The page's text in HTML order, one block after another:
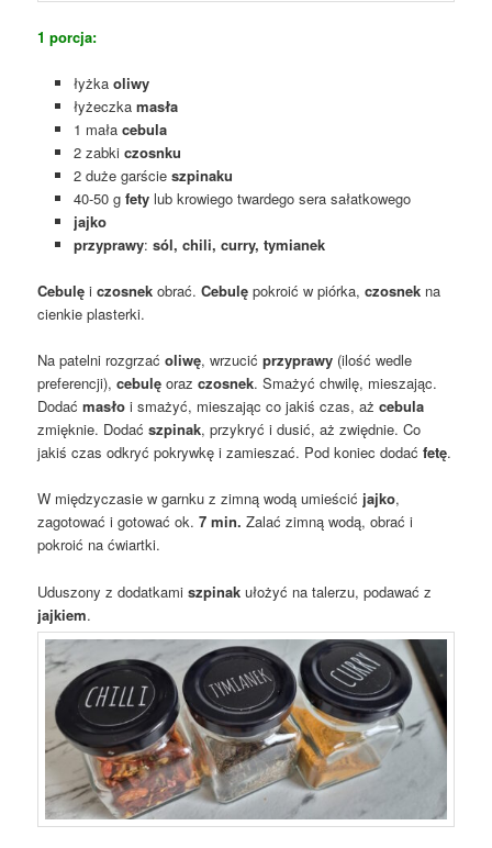
1 porcja:
łyżka oliwy
łyżeczka masła
1 mała cebula
2 zabki czosnku
2 duże garścieszpinaku
40-50 g fetylub krowiego twardego sera sałatkowego
jajko
przyprawy: sól, chili, curry, tymianek
Cebulę iczosnek obrać.Cebulę pokroić w piórka,czosnek na
cienkie plasterki.
Na patelni rozgrzaćoliwę, wrzucićprzyprawy (ilość wedle
preferencji),cebulę orazczosnek. Smażyć chwilę, mieszając.
Dodaćmasło i smażyć, mieszając co jakiś czas, ażcebula
zmięknie. Dodaćszpinak, przykryć i dusić, aż zwiędnie. Co
jakiś czas odkryć pokrywkę i zamieszać. Pod koniec dodaćfetę.
W międzyczasie w garnku z zimną wodą umieścić jajko,
zagotować i gotować ok.7 min. Zalać zimną wodą, obrać i
pokroić na ćwiartki.
Uduszony z dodatkami szpinak ułożyć na talerzu, podawać z
jajkiem.